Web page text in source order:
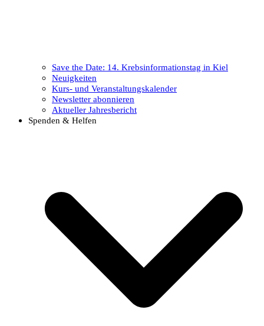
Save the Date: 14. Krebsinformationstag in Kiel
Neuigkeiten
Kurs- und Veranstaltungskalender
Newsletter abonnieren
Aktueller Jahresbericht
Spenden & Helfen